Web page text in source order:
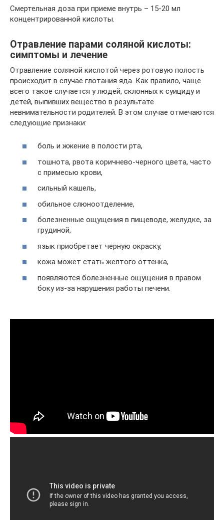
Смертельная доза при приеме внутрь – 15-20 мл
концентрированной кислоты.
Отравление парами соляной кислоты:
симптомы и лечение
Отравление соляной кислотой через ротовую полость
происходит в случае глотания яда. Как правило, чаще
всего такое случается у людей, склонных к суициду и
детей, выпивших вещество в результате
невнимательности родителей. В этом случае отмечаются
следующие признаки:
боль и жжение в полости рта,
тошнота, рвота коричнево-черного цвета, часто
с примесью крови,
сильный кашель,
обильное слюноотделение,
болезненные ощущения в пищеводе, желудке, за
грудиной,
язык приобретает черную окраску,
кожа может стать желтого оттенка,
появляются болезненные ощущения в правом
боку из-за нарушения работы печени.